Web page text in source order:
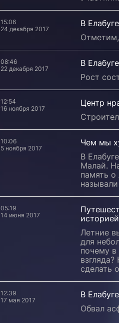
15:06
24 декабря 2017
В
Отметим,
08:46
22 декабря 2017
В
Рост
12:54
16 ноября 2017
Центр
10:06
5 ноября 2017
Чем мы
В
Малай.
память
05:19
14 июня 2017
историей
Летние
для
почему в
сделать
12:39
17 мая 2017
В
Обвал